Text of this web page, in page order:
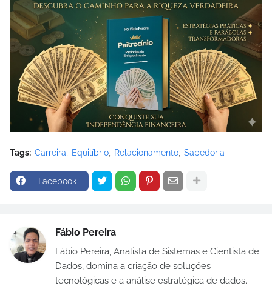
Tags: Carreira Equilíbrio Relacionamento Sabedoria
Facebook
Fábio Pereira
Fábio Pereira, Analista de Sistemas e Cientista de
Dados, domina a criação de soluções
tecnológicas e a análise estratégica de dados.